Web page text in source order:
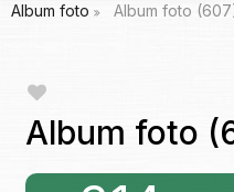
Album foto Album foto
Album foto